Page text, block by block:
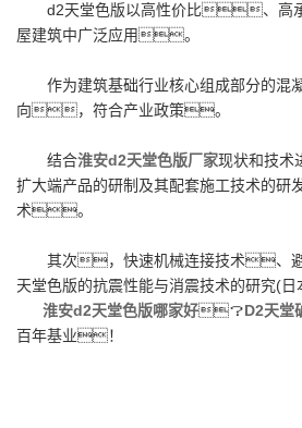
d2天堂色版以高性价比、高
屋建筑中广泛应用。
作为建筑基础行业核心组成部分的混
向，符合产业政策。
结合淮安d2天堂色版厂家现状和技
扩大端产品的研制及其配套施工技术的
术。
其次，快速机械连接技术、避免
天堂色版的抗震性能与消震技术的研究
淮安d2天堂色版哪家好？D2天堂
百年基业！